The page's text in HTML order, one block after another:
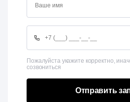
Пожалуйста укажите корректно,
созвониться
Отправить